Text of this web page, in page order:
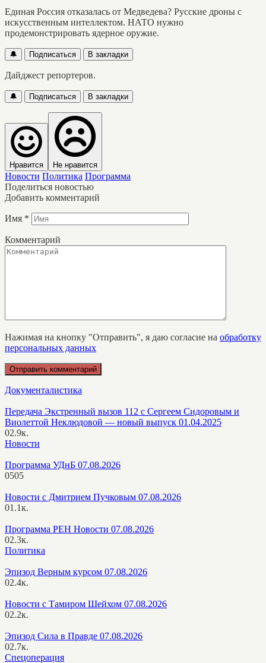
Единая Россия отказалась от Медведева? Русские дроны с
искусственным интеллектом. НАТО нужно
продемонстрировать ядерное оружие.
🔔 Подписаться В закладки
Дайджест репортеров.
🔔 Подписаться В закладки
Нравится Не нравится
Новости Политика Программа
Поделиться новостью
Добавить комментарий
Имя *
Комментарий
Нажимая на кнопку "Отправить", я даю согласие на обработку
персональных данных
Документалистика
Передача Экстренный вызов 112 с Сергеем Сидоровым и
Виолеттой Неклюдовой — новый выпуск 01.04.2025
02.9к.
Новости
Программа УДнБ 07.08.2026
0505
Новости с Дмитрием Пучковым 07.08.2026
01.1к.
Программа РЕН Новости 07.08.2026
02.3к.
Политика
Эпизод Верным курсом 07.08.2026
02.4к.
Новости с Тамиром Шейхом 07.08.2026
02.2к.
Эпизод Сила в Правде 07.08.2026
02.7к.
Спецоперация